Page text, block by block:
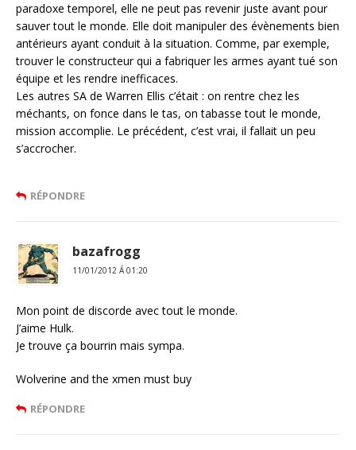
paradoxe temporel, elle ne peut pas revenir juste avant pour
sauver tout le monde. Elle doit manipuler des évènements bien
antérieurs ayant conduit à la situation. Comme, par exemple,
trouver le constructeur qui a fabriquer les armes ayant tué son
équipe et les rendre inefficaces.
Les autres SA de Warren Ellis c’était : on rentre chez les
méchants, on fonce dans le tas, on tabasse tout le monde,
mission accomplie. Le précédent, c’est vrai, il fallait un peu
s’accrocher.
RÉPONDRE
bazafrogg
11/01/2012 Á 01:20
Mon point de discorde avec tout le monde.
J’aime Hulk.
Je trouve ça bourrin mais sympa.
Wolverine and the xmen must buy
RÉPONDRE